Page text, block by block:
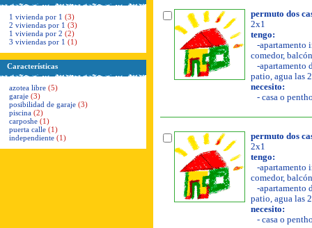
1 vivienda por 1 (3)
2 viviendas por 1 (3)
1 vivienda por 2 (2)
3 viviendas por 1 (1)
Características
azotea libre (5)
garaje (3)
posibilidad de garaje (3)
piscina (2)
carposhe (1)
puerta calle (1)
independiente (1)
permuto dos
2x1
tengo:
-apartamento
comedor,
-apartamento
patio, agua las
necesito:
- casa o
permuto dos
2x1
tengo:
-apartamento
comedor,
-apartamento
patio, agua las
necesito:
- casa o